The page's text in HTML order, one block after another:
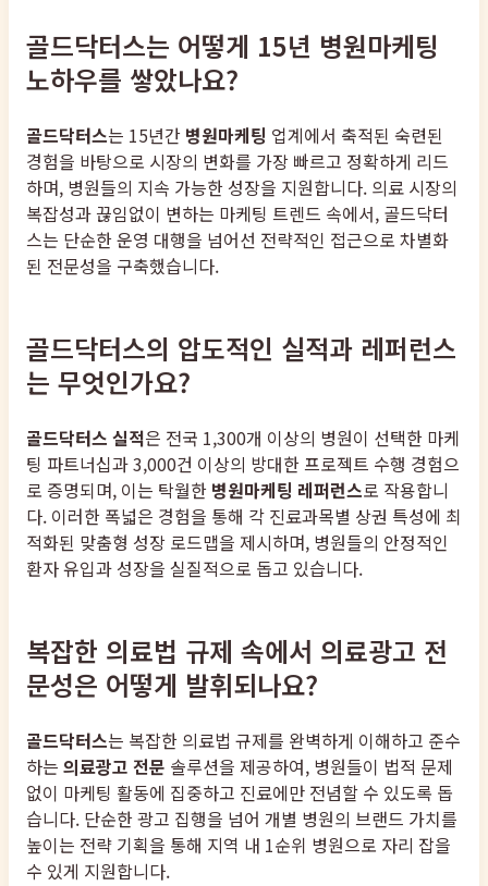
골드닥터스는 어떻게 15년 병원마케팅
노하우를 쌓았나요?
골드닥터스는 15년간 병원마케팅 업계에서 축적된 숙련된
경험을 바탕으로 시장의 변화를 가장 빠르고 정확하게 리드
하며, 병원들의 지속 가능한 성장을 지원합니다. 의료 시장의
복잡성과 끊임없이 변하는 마케팅 트렌드 속에서, 골드닥터
스는 단순한 운영 대행을 넘어선 전략적인 접근으로 차별화
된 전문성을 구축했습니다.
골드닥터스의 압도적인 실적과 레퍼런스
는 무엇인가요?
골드닥터스 실적은 전국 1,300개 이상의 병원이 선택한 마케
팅 파트너십과 3,000건 이상의 방대한 프로젝트 수행 경험으
로 증명되며, 이는 탁월한 병원마케팅 레퍼런스로 작용합니
다. 이러한 폭넓은 경험을 통해 각 진료과목별 상권 특성에 최
적화된 맞춤형 성장 로드맵을 제시하며, 병원들의 안정적인
환자 유입과 성장을 실질적으로 돕고 있습니다.
복잡한 의료법 규제 속에서 의료광고 전
문성은 어떻게 발휘되나요?
골드닥터스는 복잡한 의료법 규제를 완벽하게 이해하고 준수
하는 의료광고 전문 솔루션을 제공하여, 병원들이 법적 문제
없이 마케팅 활동에 집중하고 진료에만 전념할 수 있도록 돕
습니다. 단순한 광고 집행을 넘어 개별 병원의 브랜드 가치를
높이는 전략 기획을 통해 지역 내 1순위 병원으로 자리 잡을
수 있게 지원합니다.